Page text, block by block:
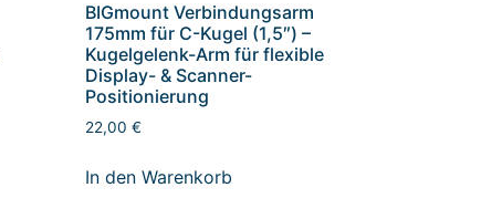
BIGmount Verbindungsarm
175mm für C-Kugel (1,5″) –
Kugelgelenk-Arm für flexible
Display- & Scanner-
Positionierung
22,00€
In den Warenkorb